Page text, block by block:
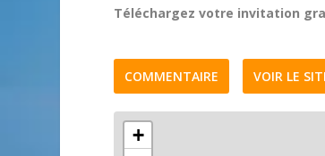
Téléchargez votre invitation
COMMENTAIRE VOIR LE
+